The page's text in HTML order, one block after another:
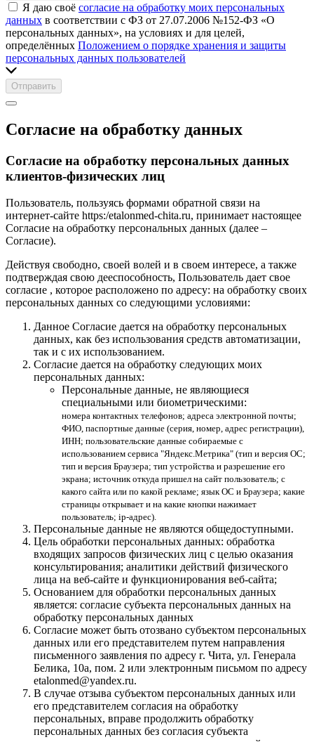
Я даю своё согласие на обработку моих персональных
данных в соответствии с ФЗ от 27.07.2006 №152-ФЗ «О
персональных данных», на условиях и для целей,
определённых Положением о порядке хранения и защиты
персональных данных пользователей
Отправить
Согласие на обработку данных
Согласие на обработку персональных данных
клиентов-физических лиц
Пользователь, пользуясь формами обратной связи на
интернет-сайте https:/etalonmed-chita.ru, принимает настоящее
Согласие на обработку персональных данных (далее –
Согласие).
Действуя свободно, своей волей и в своем интересе, а также
подтверждая свою дееспособность, Пользователь дает свое
согласие , которое расположено по адресу: на обработку своих
персональных данных со следующими условиями:
Данное Согласие дается на обработку персональных
данных, как без использования средств автоматизации,
так и с их использованием.
Согласие дается на обработку следующих моих
персональных данных:
Персональные данные, не являющиеся
специальными или биометрическими:
номера контактных телефонов; адреса электронной почты;
ФИО, паспортные данные (серия, номер, адрес регистрации),
ИНН; пользовательские данные собираемые с
использованием сервиса "Яндекс.Метрика" (тип и версия ОС;
тип и версия Браузера; тип устройства и разрешение его
экрана; источник откуда пришел на сайт пользователь; с
какого сайта или по какой рекламе; язык ОС и Браузера; какие
страницы открывает и на какие кнопки нажимает
пользователь; ip-адрес).
Персональные данные не являются общедоступными.
Цель обработки персональных данных: обработка
входящих запросов физических лиц с целью оказания
консультирования; аналитики действий физического
лица на веб-сайте и функционирования веб-сайта;
Основанием для обработки персональных данных
является: согласие субъекта персональных данных на
обработку персональных данных
Согласие может быть отозвано субъектом персональных
данных или его представителем путем направления
письменного заявления по адресу г. Чита, ул. Генерала
Белика, 10а, пом. 2 или электронным письмом по адресу
etalonmed@yandex.ru.
В случае отзыва субъектом персональных данных или
его представителем согласия на обработку
персональных, вправе продолжить обработку
персональных данных без согласия субъекта